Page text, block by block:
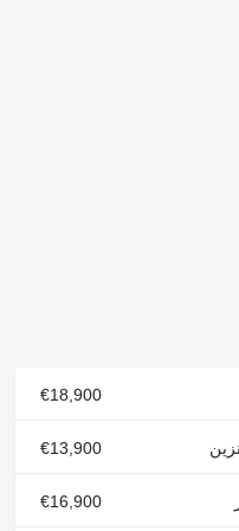
€18,900
€13,900
€16,900